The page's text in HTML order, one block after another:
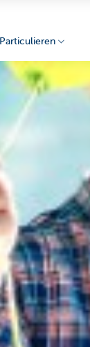
Particulieren